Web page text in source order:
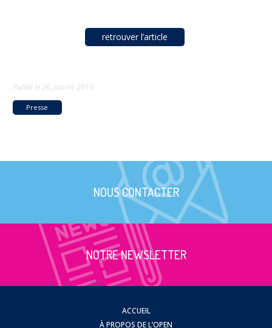
retrouver l’article
Publié le26 janvier 2019
Presse
NOUS CONTACTER
NOTRE NEWSLETTER
ACCUEIL
À PROPOS DE L’OPEN